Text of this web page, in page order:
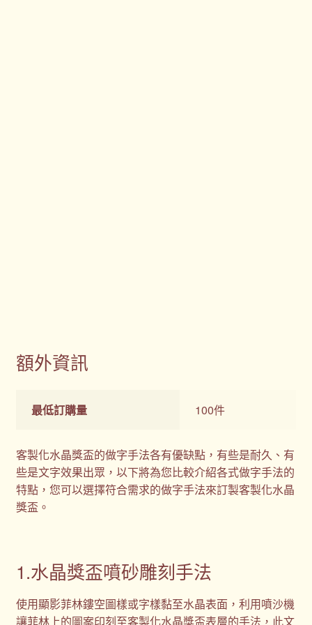
額外資訊
最低訂購量 100件
客製化水晶獎盃的做字手法各有優缺點，有些是耐久、有
些是文字效果出眾，以下將為您比較介紹各式做字手法的
特點，您可以選擇符合需求的做字手法來訂製客製化水晶
獎盃。
1.水晶獎盃噴砂雕刻手法
使用顯影菲林鏤空圖樣或字樣黏至水晶表面，利用噴沙機
讓菲林上的圖案印刻至客製化水晶獎盃表層的手法，此文